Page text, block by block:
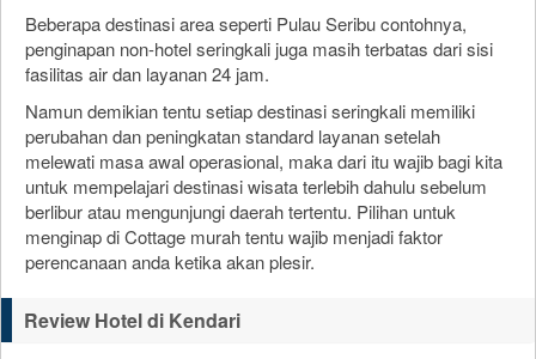
Beberapa destinasi area seperti Pulau Seribu contohnya,
penginapan non-hotel seringkali juga masih terbatas dari sisi
fasilitas air dan layanan 24 jam.
Namun demikian tentu setiap destinasi seringkali memiliki
perubahan dan peningkatan standard layanan setelah
melewati masa awal operasional, maka dari itu wajib bagi kita
untuk mempelajari destinasi wisata terlebih dahulu sebelum
berlibur atau mengunjungi daerah tertentu. Pilihan untuk
menginap di Cottage murah tentu wajib menjadi faktor
perencanaan anda ketika akan plesir.
Review Hotel di Kendari